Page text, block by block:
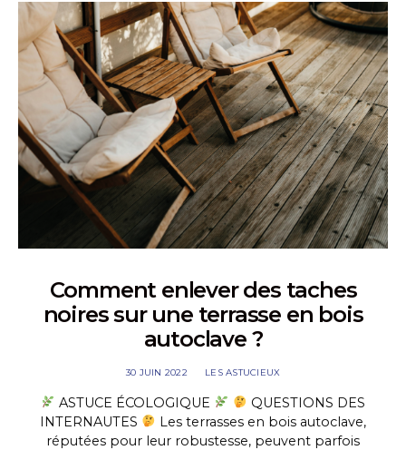
Comment enlever des taches
noires sur une terrasse en bois
autoclave ?
30 JUIN 2022 LES ASTUCIEUX
ASTUCE ÉCOLOGIQUE
QUESTIONS DES
INTERNAUTES
Les terrasses en bois autoclave,
réputées pour leur robustesse, peuvent parfois